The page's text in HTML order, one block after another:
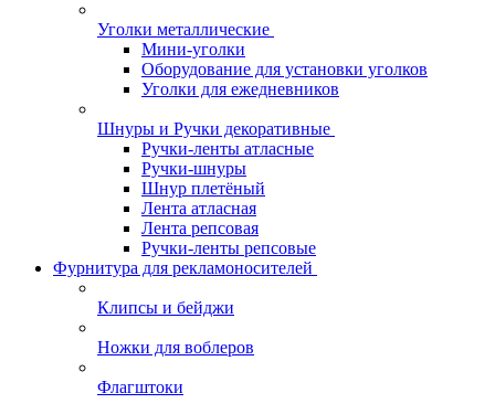
Уголки металлические
Мини-уголки
Оборудование для установки уголков
Уголки для ежедневников
Шнуры и Ручки декоративные
Ручки-ленты атласные
Ручки-шнуры
Шнур плетёный
Лента атласная
Лента репсовая
Ручки-ленты репсовые
Фурнитура для рекламоносителей
Клипсы и бeйджи
Ножки для воблеров
Флагштоки